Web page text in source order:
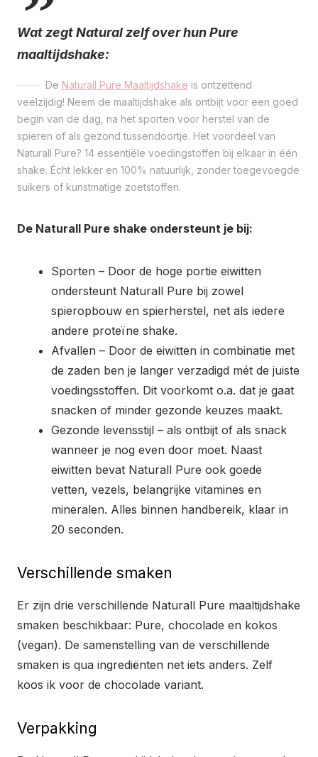
Wat zegt Natural zelf over hun Pure
maaltijdshake:
De Naturall Pure Maaltijdshake is ontzettend
veelzijdig! Neem de maaltijdshake als ontbijt voor een goed
begin van de dag, na het sporten voor herstel van de
spieren of als gezond tussendoortje. Het voordeel van
Naturall Pure? 14 essentiële voedingstoffen bij elkaar in één
shake. Écht lekker en 100% natuurlijk, zonder toegevoegde
suikers of kunstmatige zoetstoffen.
De Naturall Pure shake ondersteunt je bij:
Sporten – Door de hoge portie eiwitten
ondersteunt Naturall Pure bij zowel
spieropbouw en spierherstel, net als iedere
andere proteïne shake.
Afvallen – Door de eiwitten in combinatie met
de zaden ben je langer verzadigd mét de juiste
voedingsstoffen. Dit voorkomt o.a. dat je gaat
snacken of minder gezonde keuzes maakt.
Gezonde levensstijl – als ontbijt of als snack
wanneer je nog even door moet. Naast
eiwitten bevat Naturall Pure ook goede
vetten, vezels, belangrijke vitamines en
mineralen. Alles binnen handbereik, klaar in
20 seconden.
Verschillende smaken
Er zijn drie verschillende Naturall Pure maaltijdshake
smaken beschikbaar: Pure, chocolade en kokos
(vegan). De samenstelling van de verschillende
smaken is qua ingrediënten net iets anders. Zelf
koos ik voor de chocolade variant.
Verpakking